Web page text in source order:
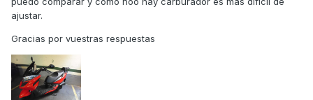
ajustar.
Gracias por vuestras respuestas